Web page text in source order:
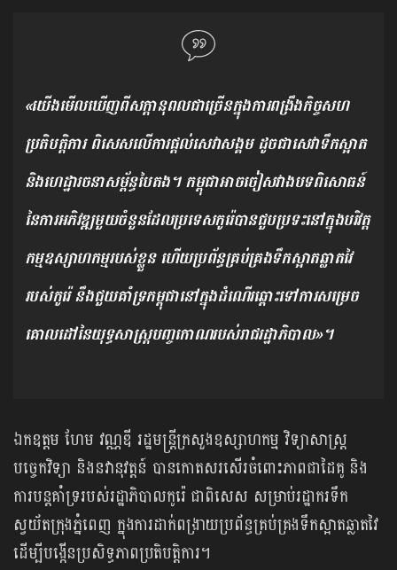
«យើងមើលឃើញពីសក្តានុពលជាច្រើនក្នុងការពង្រឹងកិច្ចសហ
ប្រតិបត្តិការ ពិសេសលើការផ្តល់សេវាសង្គម ដូចជាសេវាទឹកស្អាត
និងហេដ្ឋារចនាសម្ព័ន្ធបៃតង។ កម្ពុជាអាចចៀសវាងបទពិសោធន៍
នៃការអភិវឌ្ឍមួយចំនួនដែលប្រទេសកូរ៉េបានជួបប្រទះនៅក្នុងបរិវត្ត
កម្មឧស្សាហកម្មរបស់ខ្លួន ហើយប្រព័ន្ធគ្រប់គ្រងទឹកស្អាតឆ្លាតវៃ
របស់កូរ៉េ នឹងជួយគាំទ្រកម្ពុជានៅក្នុងដំណើរឆ្ពោះទៅការសម្រេច
គោលដៅនៃយុទ្ធសាស្ត្របញ្ចកោណរបស់រាជរដ្ឋាភិបាល»។
ឯកឧត្តម ហែម វណ្ណឌី រដ្ឋមន្ត្រីក្រសួងឧស្សាហកម្ម វិទ្យាសាស្ត្រ
បច្ចេកវិទ្យា និងនវានុវត្តន៍ បានកោតសរសើរចំពោះភាពជាដៃគូ និង
ការបន្តគាំទ្ររបស់រដ្ឋាភិបាលកូរ៉េ ជាពិសេស សម្រាប់រដ្ឋាករទឹក
ស្វយ័តក្រុងភ្នំពេញ ក្នុងការដាក់ពង្រាយប្រព័ន្ធគ្រប់គ្រងទឹកស្អាតឆ្លាតវៃ
ដើម្បីបង្កើនប្រសិទ្ធភាពប្រតិបត្តិការ។